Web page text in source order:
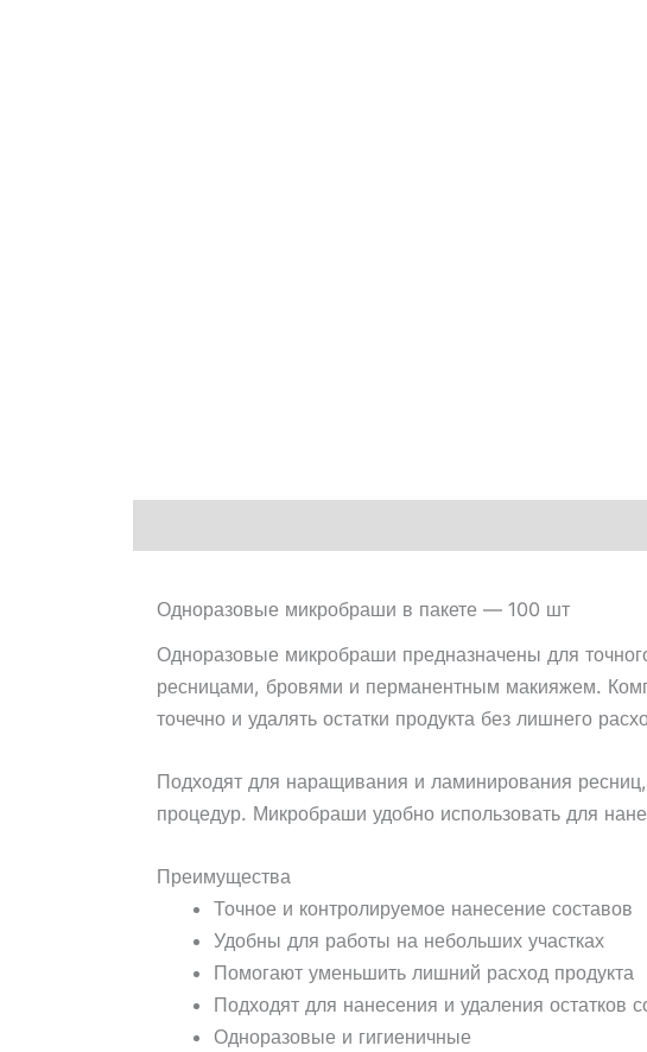
Одноразовые микробраши в пакете — 100 шт
Одноразовые микробраши предназначены для
ресницами, бровями и перманентным макияжем.
точечно и удалять остатки продукта без лишнего
Подходят для наращивания и ламинирования
процедур. Микробраши удобно использовать для
Преимущества
Точное и контролируемое нанесение составов
Удобны для работы на небольших участках
Помогают уменьшить лишний расход продукта
Подходят для нанесения и удаления остатков
Одноразовые и гигиеничные